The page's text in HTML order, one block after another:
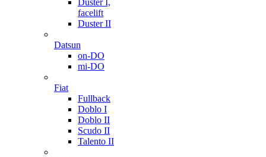
Duster I,
facelift
Duster II
Datsun
on-DO
mi-DO
Fiat
Fullback
Doblo I
Doblo II
Scudo II
Talento II